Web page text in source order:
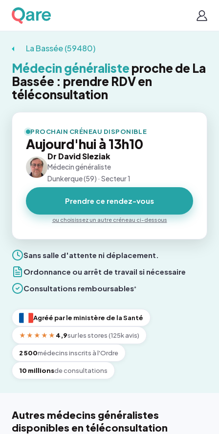
La Bassée (59480)
Médecin généraliste proche de La
Bassée : prendre RDV en
téléconsultation
Sans salle d'attente ni déplacement.
Ordonnance ou arrêt de travail si nécessaire
Consultations remboursables*
Agréé par le ministère de la Santé
★★★★★ 4,9sur les stores (125k avis)
2 500médecins inscrits à l'Ordre
10 millionsde consultations
PROCHAIN CRÉNEAU DISPONIBLE
Aujourd'hui à 13h10
Dr David Sleziak
Médecin généraliste
Dunkerque (59) · Secteur 1
Prendre ce rendez-vous
ou choisissez un autre créneau ci-dessous
Autres médecins généralistes
disponibles en téléconsultation